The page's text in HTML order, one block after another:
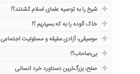
شیخ را به توصیه علمای اسلام کشتند؟!
خاک آلوده را به که بسپاریم ؟!
موسیقی، آزادی سلیقه و مسئولیت اجتماعی
بی‌صاحاب؟!
صلح، بزرگ‌ترین دستاورد خرد انسانی